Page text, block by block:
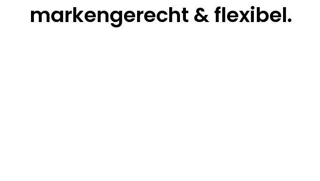
markengerecht & flexibel.